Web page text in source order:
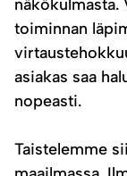
näkökulmasta.
toiminnan
asiakas saa
nopeasti.
Taistelemme